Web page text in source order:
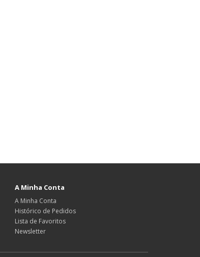
A Minha Conta
A Minha Conta
Histórico de Pedidos
Lista de Favoritos
Newsletter